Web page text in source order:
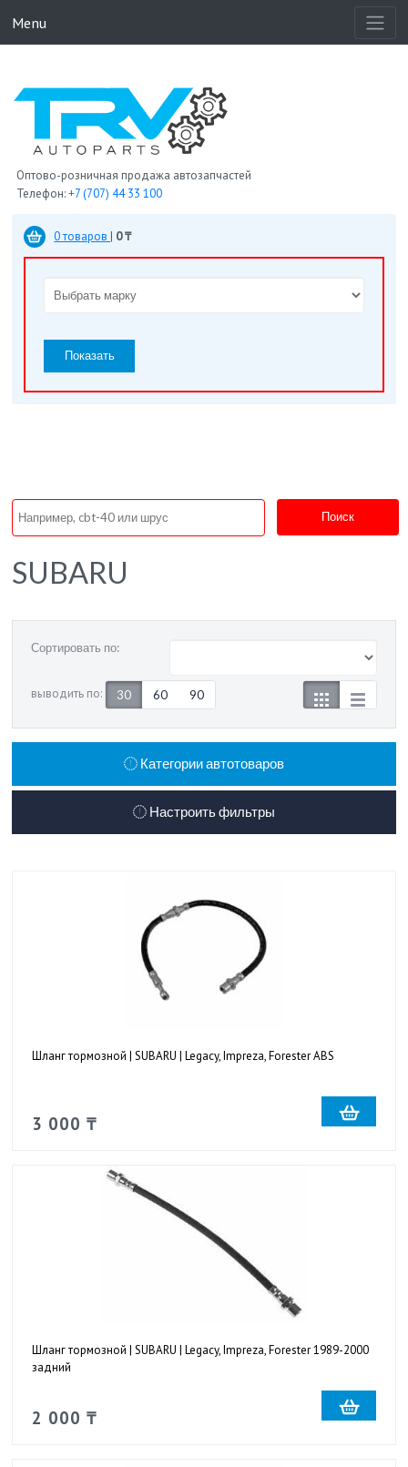
Menu
Оптово-розничная продажа автозапчастей
Телефон:+7 (707) 44 33 100
0 товаров | 0 ₸
Показать
Поиск
SUBARU
Сортировать по:
выводить по: 30 60 90
Категории автотоваров
Настроить фильтры
Шланг тормозной | SUBARU | Legacy, Impreza, Forester ABS
3 000 ₸
Шланг тормозной | SUBARU | Legacy, Impreza, Forester 1989-2000
задний
2 000 ₸